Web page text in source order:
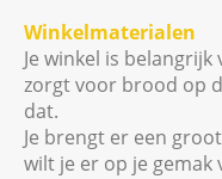
Winkelmaterialen
Je winkel is
zorgt voor brood op
dat.
Je brengt er een
wilt je er op je gemak